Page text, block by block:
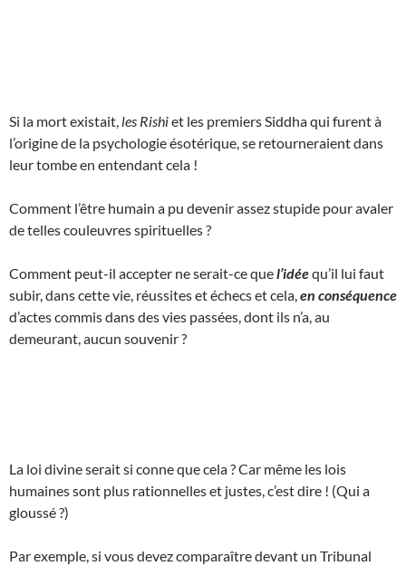
Si la mort existait, les Rishiet les premiers Siddha qui furent à
l’origine de la psychologie ésotérique, se retourneraient dans
leur tombe en entendant cela !
Comment l’être humain a pu devenir assez stupide pour avaler
de telles couleuvres spirituelles ?
Comment peut-il accepter ne serait-ce quel’idéequ’il lui faut
subir, dans cette vie, réussites et échecs et cela, en conséquence
d’actes commis dans des vies passées, dont ils n’a, au
demeurant, aucun souvenir ?
La loi divine serait si conne que cela ? Car même les lois
humaines sont plus rationnelles et justes, c’est dire ! (Qui a
gloussé ?)
Par exemple, si vous devez comparaître devant un Tribunal